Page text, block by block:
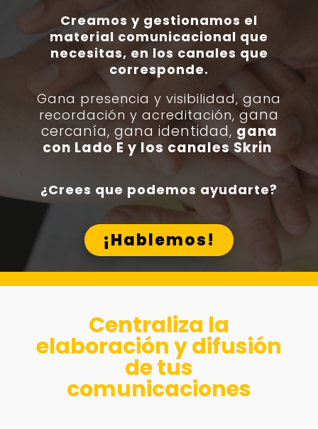
Creamos y gestionamos el
material comunicacional que
necesitas, en los canales que
corresponde.
Gana presencia y visibilidad, gana
recordación y acreditación, gana
cercanía, gana identidad, gana
con Lado E y los canales Skrin
¿Crees que podemos ayudarte?
¡Hablemos!
Centraliza la
elaboración y difusión
de tus
comunicaciones